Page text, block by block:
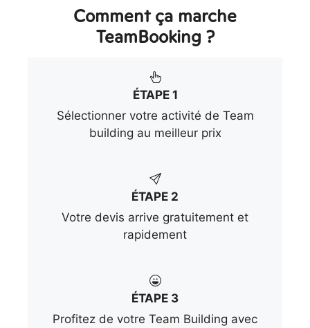
Comment ça marche
TeamBooking ?
ÉTAPE 1
Sélectionner votre activité de Team
building au meilleur prix
ÉTAPE 2
Votre devis arrive gratuitement et
rapidement
ÉTAPE 3
Profitez de votre Team Building avec